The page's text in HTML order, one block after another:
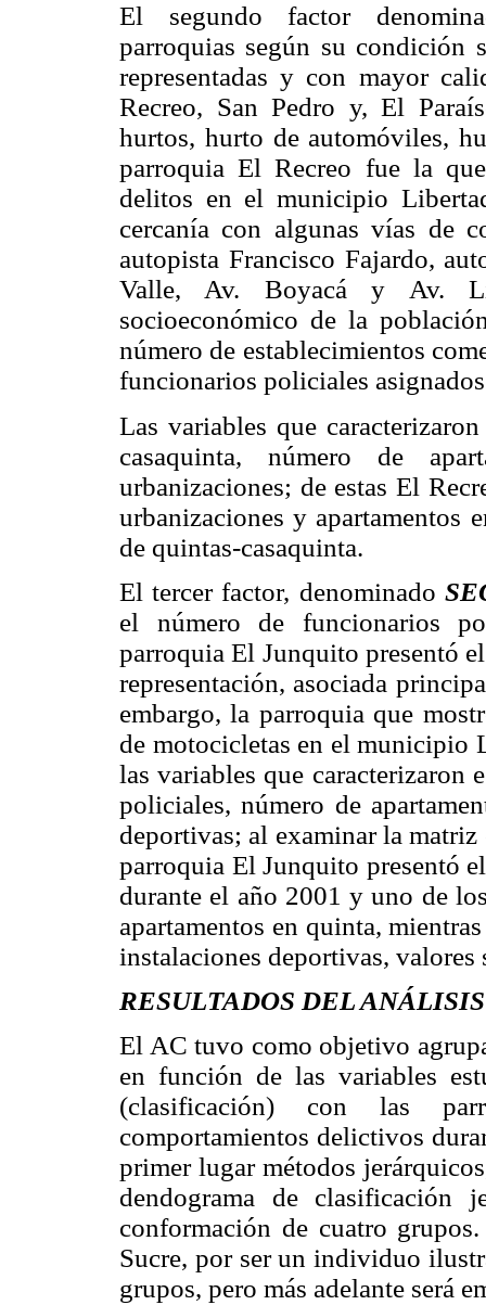
El segundo factor
parroquias según su condición
representadas y con mayor
Recreo, San Pedro y, El
hurtos, hurto de automóviles,
parroquia El Recreo fue la
delitos en el municipio
cercanía con algunas vías de
autopista Francisco Fajardo,
Valle, Av. Boyacá y Av.
socioeconómico de la
número de establecimientos
funcionarios policiales
Las variables que
casaquinta, número de
urbanizaciones; de estas El
urbanizaciones y apartamentos
de quintas-casaquinta.
El tercer factor, denominado
el número de funcionarios
parroquia El Junquito presentó
representación, asociada
embargo, la parroquia que
de motocicletas en el municipio
las variables que caracterizaron
policiales, número de
deportivas; al examinar la
parroquia El Junquito presentó
durante el año 2001 y uno de
apartamentos en quinta,
instalaciones deportivas,
RESULTADOS DEL
El AC tuvo como objetivo
en función de las variables
(clasificación) con las
comportamientos delictivos
primer lugar métodos
dendograma de clasificación
conformación de cuatro
Sucre, por ser un individuo
grupos, pero más adelante será